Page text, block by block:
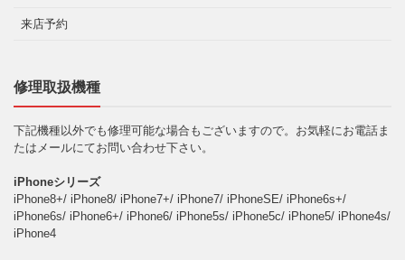
来店予約
修理取扱機種
下記機種以外でも修理可能な場合もございますので。お気軽にお電話ま
たはメールにてお問い合わせ下さい。
iPhoneシリーズ
iPhone8+/ iPhone8/ iPhone7+/ iPhone7/ iPhoneSE/ iPhone6s+/
iPhone6s/ iPhone6+/ iPhone6/ iPhone5s/ iPhone5c/ iPhone5/ iPhone4s/
iPhone4